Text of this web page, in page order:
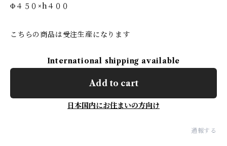
Φ４５０×h４００
こちらの商品は受注生産になります
International shipping available
Add to cart
日本国内にお住まいの方向け
通報する